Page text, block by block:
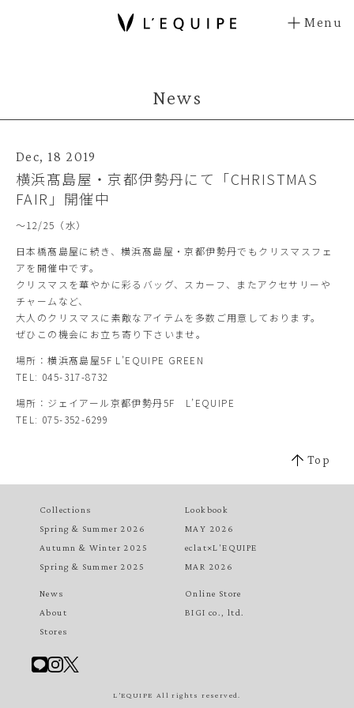
Menu
News
Dec, 18 2019
横浜髙島屋・京都伊勢丹にて「CHRISTMAS
FAIR」開催中
～12/25（水）
日本橋髙島屋に続き、横浜髙島屋・京都伊勢丹でもクリスマスフェ
アを開催中です。
クリスマスを華やかに彩るバッグ、スカーフ、またアクセサリーや
チャームなど、
大人のクリスマスに素敵なアイテムを多数ご用意しております。
ぜひこの機会にお立ち寄り下さいませ。
場所：横浜髙島屋5F L’EQUIPE GREEN
TEL: 045-317-8732
場所：ジェイアール京都伊勢丹5F L’EQUIPE
TEL: 075-352-6299
Top
Collections
Spring & Summer 2026
Autumn & Winter 2025
Spring & Summer 2025
Lookbook
MAY 2026
eclat×L'EQUIPE
MAR 2026
News
About
Stores
Online Store
BIGI co., ltd.
L’EQUIPE All rights reserved.